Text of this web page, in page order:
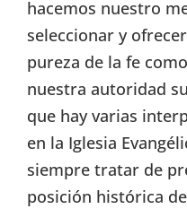
hacemos nuestro
seleccionar y
pureza de la fe
nuestra autoridad
que hay varias
en la Iglesia
siempre tratar de
posición histórica